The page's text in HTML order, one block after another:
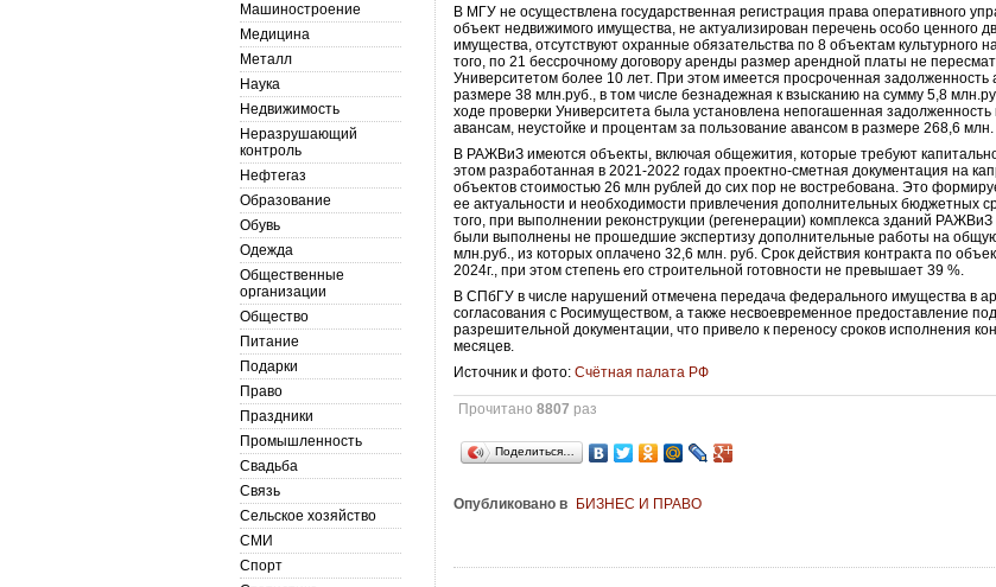
В МГУ не осуществлена государственная регистрация права оперативного
объект недвижимого имущества, не актуализирован перечень особо ценного
имущества, отсутствуют охранные обязательства по 8 объектам культурного
того, по 21 бессрочному договору аренды размер арендной платы не
Университетом более 10 лет. При этом имеется просроченная задолженность
размере 38 млн.руб., в том числе безнадежная к взысканию на сумму 5,8
ходе проверки Университета была установлена непогашенная задолженность
авансам, неустойке и процентам за пользование авансом в размере 268,6 млн.
В РАЖВиЗ имеются объекты, включая общежития, которые требуют
этом разработанная в 2021-2022 годах проектно-сметная документация на
объектов стоимостью 26 млн рублей до сих пор не востребована. Это
ее актуальности и необходимости привлечения дополнительных бюджетных
того, при выполнении реконструкции (регенерации) комплекса зданий
были выполнены не прошедшие экспертизу дополнительные работы на
млн.руб., из которых оплачено 32,6 млн. руб. Срок действия контракта по
2024г., при этом степень его строительной готовности не превышает 39 %.
В СПбГУ в числе нарушений отмечена передача федерального имущества в
согласования с Росимуществом, а также несвоевременное предоставление
разрешительной документации, что привело к переносу сроков исполнения
месяцев.
Источник и фото:Счётная палата РФ
Прочитано8807 раз
Поделиться…
Опубликовано в
БИЗНЕС И ПРАВО
Машиностроение
Медицина
Металл
Наука
Недвижимость
Неразрушающий
контроль
Нефтегаз
Образование
Обувь
Одежда
Общественные
организации
Общество
Питание
Подарки
Право
Праздники
Промышленность
Свадьба
Связь
Сельское хозяйство
СМИ
Спорт